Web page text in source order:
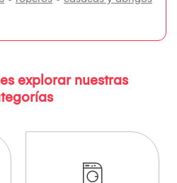
explorar nuestras